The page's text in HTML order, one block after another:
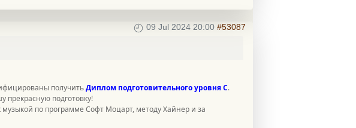
09 Jul 2024 20:00 #53087
получитьДиплом подготовительного уровня С.
прекрасную подготовку!
по программе Софт Моцарт, методу Хайнер и за